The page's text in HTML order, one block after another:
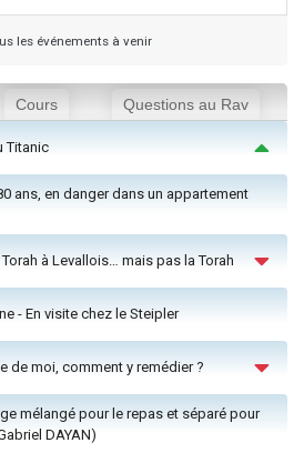
les événements à venir
Cours Questions au Rav
Titanic
ans, en danger dans un appartement
à Levallois… mais pas la Torah
- En visite chez le Steipler
de moi, comment y remédier ?
mélangé pour le repas et séparé pour
DAYAN)